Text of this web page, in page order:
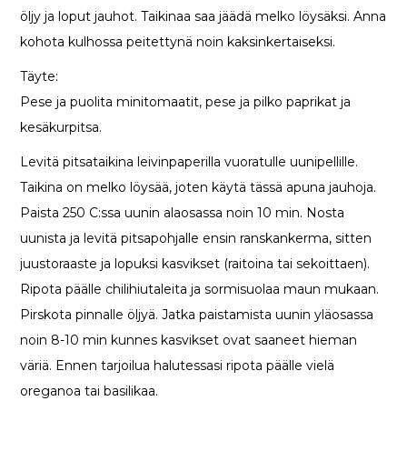
öljy ja loput jauhot. Taikinaa saa jäädä melko löysäksi. Anna
kohota kulhossa peitettynä noin kaksinkertaiseksi.
Täyte:
Pese ja puolita minitomaatit, pese ja pilko paprikat ja
kesäkurpitsa.
Levitä pitsataikina leivinpaperilla vuoratulle uunipellille.
Taikina on melko löysää, joten käytä tässä apuna jauhoja.
Paista 250 C:ssa uunin alaosassa noin 10 min. Nosta
uunista ja levitä pitsapohjalle ensin ranskankerma, sitten
juustoraaste ja lopuksi kasvikset (raitoina tai sekoittaen).
Ripota päälle chilihiutaleita ja sormisuolaa maun mukaan.
Pirskota pinnalle öljyä. Jatka paistamista uunin yläosassa
noin 8-10 min kunnes kasvikset ovat saaneet hieman
väriä. Ennen tarjoilua halutessasi ripota päälle vielä
oreganoa tai basilikaa.